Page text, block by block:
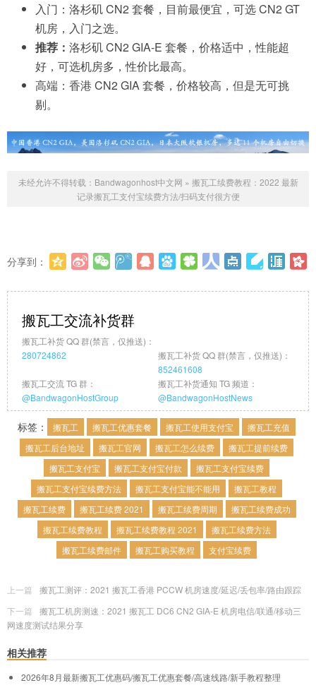
入门：洛杉矶 CN2 套餐，目前最便宜，可选 CN2 GT
机房，入门之选。
推荐： 洛杉矶 CN2 GIA-E 套餐，价格适中，性能超
好，可选机房多，性价比最高。
高端：香港 CN2 GIA 套餐，价格较高，但是无可挑
剔。
未经允许不得转载： Bandwagonhost中文网 » 搬瓦工续费教程：2022 最新
记录搬瓦工支付宝续费方法/扫码支付很方便
分享到：
搬瓦工交流补货群
搬瓦工补货 QQ 群(禁言，仅推送)：
280724862
搬瓦工补货 QQ 群(禁言，仅推送)：
852461608
搬瓦工交流 TG 群：
@BandwagonHostGroup
搬瓦工补货通知 TG 频道：
@BandwagonHostNews
标签： 搬瓦工 搬瓦工优惠套餐 搬瓦工使用支付宝
搬瓦工充值
搬瓦工后台地址
搬瓦工官网 搬瓦工怎么续费
搬瓦工提前续费
搬瓦工支付宝
搬瓦工支付宝付款
搬瓦工支付宝续费
搬瓦工支付宝续费方法
搬瓦工支付宝能不能用
搬瓦工教程
搬瓦工续费
搬瓦工续费 2021 搬瓦工续费周期
搬瓦工续费成功
搬瓦工续费教程
搬瓦工续费教程 2021
搬瓦工续费方法
搬瓦工续费邮件
搬瓦工购买教程 支付宝续费
上一篇
搬瓦工测评：2021 搬瓦工香港 PCCW 机房速度/延迟/丢包率/路由跟踪
下一篇
搬瓦工机房测速：2021 搬瓦工 DC6 CN2 GIA-E 机房电信/联通/移动三
网速度测试结果分享
相关推荐
2026年8月最新搬瓦工优惠码/搬瓦工优惠套餐/高速线路/新手教程整理